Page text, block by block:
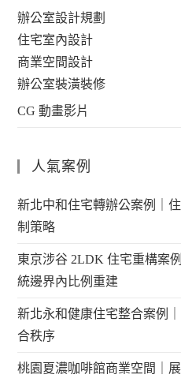
辦公室設計規劃
住宅室內設計
商業空間設計
辦公室裝潢裝修
CG 動畫影片
人氣案例
新北中和住宅轉辦公案例｜
制策略
東京涉谷 2LDK 住宅重構案
統邊界內比例重建
新北永和健康住宅整合案例
合秩序
桃園夏濃咖啡館商業空間｜